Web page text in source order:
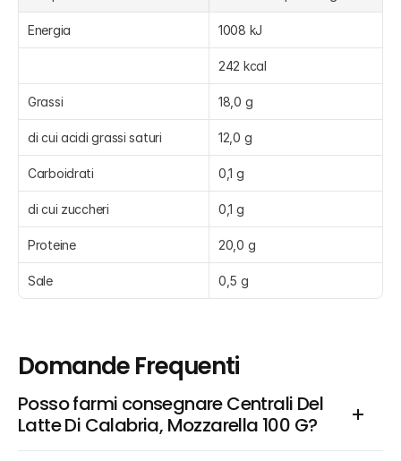
Energia 1008 kJ
242 kcal
Grassi 18,0 g
di cui acidi grassi saturi 12,0 g
Carboidrati 0,1 g
di cui zuccheri 0,1 g
Proteine 20,0 g
Sale 0,5 g
Domande Frequenti
Posso farmi consegnare Centrali Del
Latte Di Calabria, Mozzarella 100 G?